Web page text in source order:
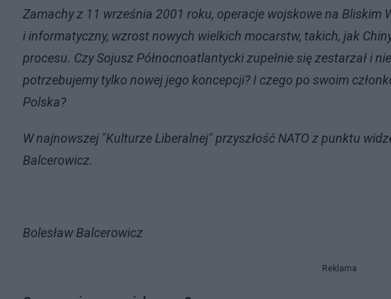
Zamachy z 11 września 2001 roku, operacje wojskowe na
i informatyczny, wzrost nowych wielkich mocarstw, takich, jak
procesu. Czy Sojusz Północnoatlantycki zupełnie się zestarzał i
potrzebujemy tylko nowej jego koncepcji? I czego po swoim
Polska?
W najnowszej "Kulturze Liberalnej" przyszłość NATO z punktu
Balcerowicz.
Bolesław Balcerowicz
Reklama